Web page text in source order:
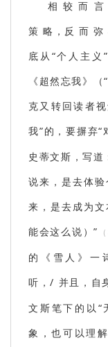
相 较 而 言
策 略，反 而 弥
底从“个人主义
《超然忘我》
（“
克又转回读者
我”的，要摒弃“
史蒂文斯，写
说来，是去体
来，是去成为
能会这么说）”
的《雪人》
听，/ 并且，自
文斯笔下的以“
象，也可以理